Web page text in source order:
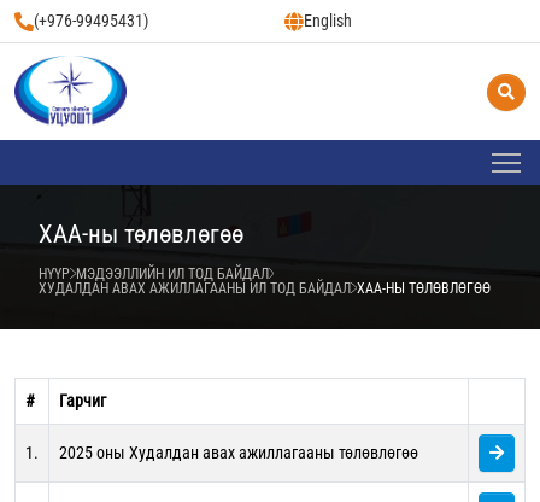
(+976-99495431) English
ХАА-ны төлөвлөгөө
НҮҮР МЭДЭЭЛЛИЙН ИЛ ТОД БАЙДАЛ
ХУДАЛДАН АВАХ АЖИЛЛАГААНЫ ИЛ ТОД БАЙДАЛ ХАА-НЫ ТӨЛӨВЛӨГӨӨ
# Гарчиг
1. 2025 оны Худалдан авах ажиллагааны төлөвлөгөө